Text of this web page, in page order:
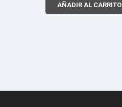
AÑADIR AL CARRITO